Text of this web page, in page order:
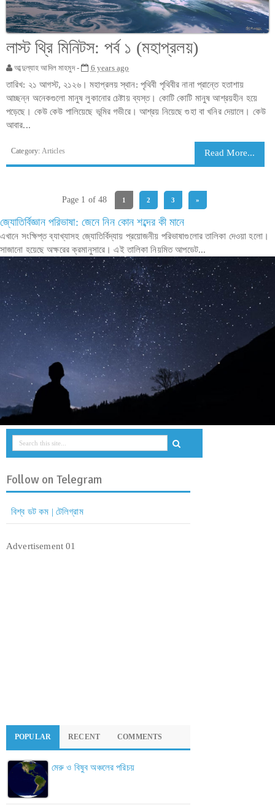
লাস্ট থ্রি মিনিটস: পর্ব ১ (মহাপ্রলয়)
আব্দুল্যাহ আদিল মাহমুদ - 6 years ago
তারিখ: ২১ আগস্ট, ২১২৬। মহাপ্রলয় স্থান: পৃথিবী পৃথিবীর নানা প্রান্তে হতাশায়
আচ্ছন্ন অনেকগুলো মানুষ লুকানোর চেষ্টায় ব্যস্ত। কোটি কোটি মানুষ আশ্রয়হীন হয়ে
পড়েছে। কেউ কেউ পালিয়েছে ভূমির গভীরে। আশ্রয় নিয়েছে গুহা বা খনির দেয়ালে। কেউ
আবার...
Category: Articles Read More...
Page 1 of 48 1 2 3 »
জ্যোতির্বিজ্ঞান পরিভাষা: জেনে নিন কোন শব্দের কী মানে
এখানে সংক্ষিপ্ত ব্যাখ্যাসহ জ্যোতির্বিদ্যায় প্রয়োজনীয় পরিভাষাগুলোর তালিকা দেওয়া হলো।
সাজানো হয়েছে অক্ষরের ক্রমানুসারে। এই তালিকা নিয়মিত আপডেট...
Follow on Telegram
বিশ্ব ডট কম | টেলিগ্রাম
Advertisement 01
POPULAR RECENT COMMENTS
মেরু ও বিষুব অঞ্চলের পরিচয়